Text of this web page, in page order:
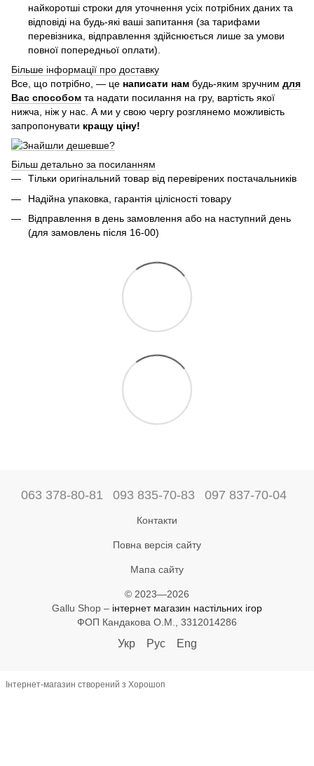
найкоротші строки для уточнення усіх потрібних даних та
відповіді на будь-які ваші запитання (за тарифами
перевізника, відправлення здійснюється лише за умови
повної попередньої оплати).
Більше інформації про доставку
Все, що потрібно, — це написати нам будь-яким зручним для
Вас способом та надати посилання на гру, вартість якої
нижча, ніж у нас. А ми у свою чергу розглянемо можливість
запропонувати кращу ціну!
Більш детально за посиланням
Тільки оригінальний товар від перевірених постачальників
Надійна упаковка, гарантія цілісності товару
Відправлення в день замовлення або на наступний день
(для замовлень після 16-00)
063 378-80-81 093 835-70-83 097 837-70-04
Контакти
Повна версія сайту
Мапа сайту
© 2023—2026
Gallu Shop – інтернет магазин настільних ігор
ФОП Кандакова О.М., 3312014286
Укр Рус Eng
Інтернет-магазин створений з Хорошоп